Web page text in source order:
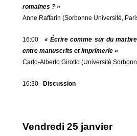
romaines ? »
Anne Raffarin (Sorbonne Université,
16:00« Écrire comme sur du
entre manuscrits et imprimerie »
Carlo-Alberto Girotto (Université
16:30 Discussion
Vendredi 25 janvier